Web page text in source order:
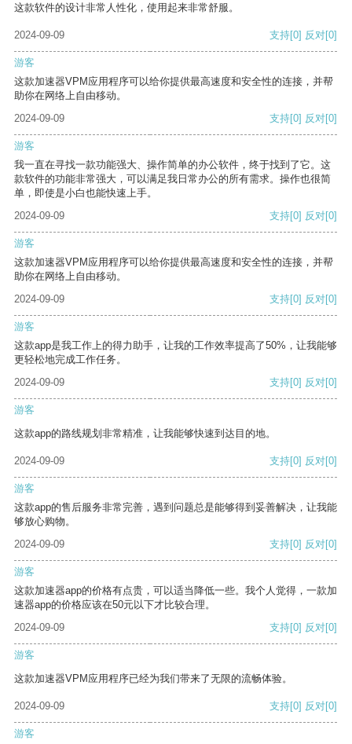
这款软件的设计非常人性化，使用起来非常舒服。
2024-09-09 支持[0] 反对[0]
游客
这款加速器VPM应用程序可以给你提供最高速度和安全性的连接，并帮
助你在网络上自由移动。
2024-09-09
支持[0] 反对[0]
游客
我一直在寻找一款功能强大、操作简单的办公软件，终于找到了它。这
款软件的功能非常强大，可以满足我日常办公的所有需求。操作也很简
单，即使是小白也能快速上手。
2024-09-09
支持[0] 反对[0]
游客
这款加速器VPM应用程序可以给你提供最高速度和安全性的连接，并帮
助你在网络上自由移动。
2024-09-09
支持[0] 反对[0]
游客
这款app是我工作上的得力助手，让我的工作效率提高了50%，让我能够
更轻松地完成工作任务。
2024-09-09
支持[0] 反对[0]
游客
这款app的路线规划非常精准，让我能够快速到达目的地。
2024-09-09 支持[0] 反对[0]
游客
这款app的售后服务非常完善，遇到问题总是能够得到妥善解决，让我能
够放心购物。
2024-09-09
支持[0] 反对[0]
游客
这款加速器app的价格有点贵，可以适当降低一些。我个人觉得，一款加
速器app的价格应该在50元以下才比较合理。
2024-09-09
支持[0] 反对[0]
游客
这款加速器VPM应用程序已经为我们带来了无限的流畅体验。
2024-09-09 支持[0] 反对[0]
游客